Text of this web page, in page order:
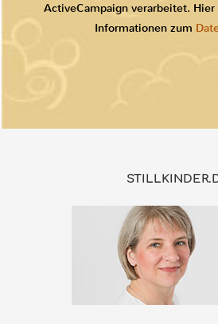
ActiveCampaign verarbeitet.
Informationen zum